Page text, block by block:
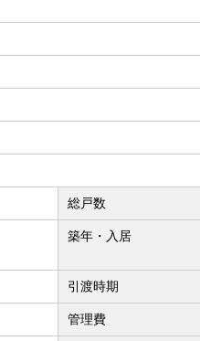
総戸数
築年・入居
引渡時期
管理費